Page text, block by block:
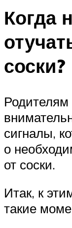
Когда
соски?
сигналы,
о
от соски.
Итак, к
такие